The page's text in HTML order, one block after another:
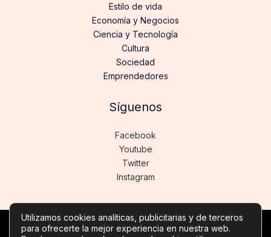
Estilo de vida
Economía y Negocios
Ciencia y Tecnología
Cultura
Sociedad
Emprendedores
Síguenos
Facebook
Youtube
Twitter
Instagram
Utilizamos cookies analíticas, publicitarias y de terceros
para ofrecerte la mejor experiencia en nuestra web.